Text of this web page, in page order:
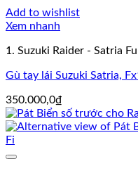
Add to wishlist
Xem nhanh
1. Suzuki Raider - Satria
Gù tay lái Suzuki Satria,
350.000,0₫